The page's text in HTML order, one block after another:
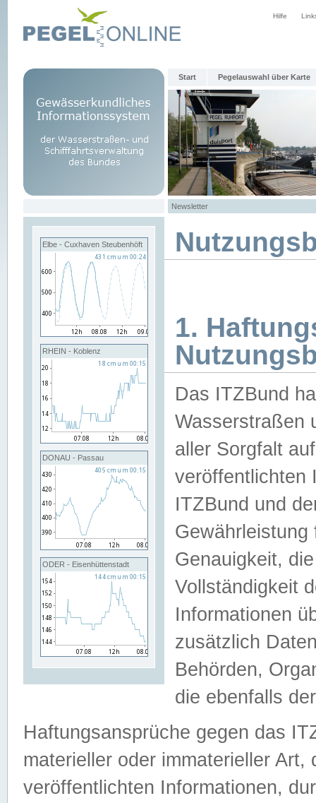
Hilfe
Start Pegelauswahl über Karte
Newsletter
Elbe - Cuxhaven Steubenhöft
RHEIN - Koblenz
DONAU - Passau
ODER - Eisenhüttenstadt
1.
Das ITZBund
Wasserstraßen
aller Sorgfalt
veröffentlichten
ITZBund und
Genauigkeit,
Vollständigkeit
Informationen
zusätzlich
Behörden,
die ebenfalls
Haftungsansprüche gegen das
materieller oder immaterieller
veröffentlichten Informationen,